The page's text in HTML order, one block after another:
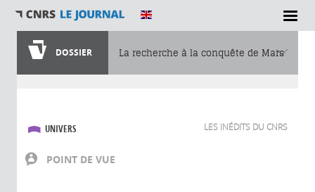
DOSSIER La recherche à la conquête de Mars
POINT DE VUE
UNIVERS LES INÉDITS DU CNRS